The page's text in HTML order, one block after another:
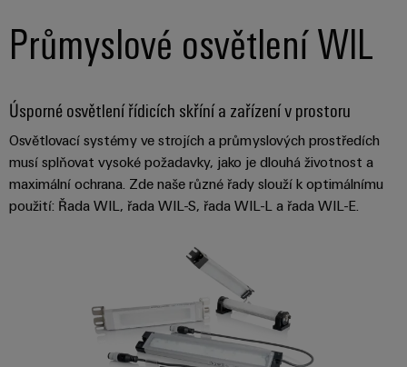
konektivita
pro vaše
průmyslové
inovace
v oblasti
průmyslové
konektivity.
Průmyslové osvětlení WIL
Úsporné osvětlení řídicích skříní a zařízení v prostoru
Osvětlovací systémy ve strojích a průmyslových prostředích
musí splňovat vysoké požadavky, jako je dlouhá životnost a
maximální ochrana. Zde naše různé řady slouží k optimálnímu
použití: Řada WIL, řada WIL-S, řada WIL-L a řada WIL-E.